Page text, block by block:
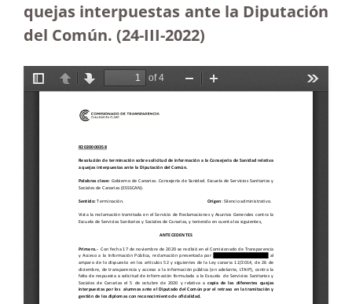
quejas interpuestas ante la Diputación
del Común. (24-III-2022)